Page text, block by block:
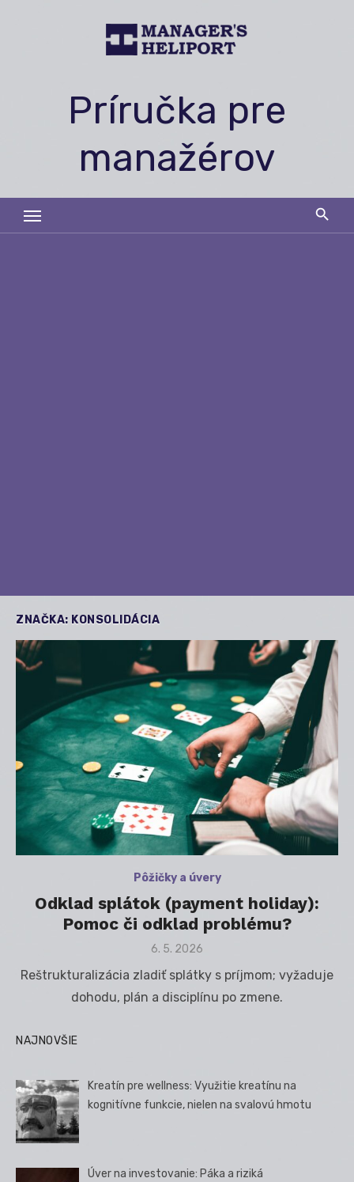
Príručka pre
manažérov
ZNAČKA: KONSOLIDÁCIA
Pôžičky a úvery
Odklad splátok (payment holiday):
Pomoc či odklad problému?
Posted
6. 5. 2026
Reštrukturalizácia zladiť splátky s príjmom; vyžaduje
dohodu, plán a disciplínu po zmene.
NAJNOVŠIE
Kreatín pre wellness: Využitie kreatínu na
kognitívne funkcie, nielen na svalovú hmotu
Úver na investovanie: Páka a riziká